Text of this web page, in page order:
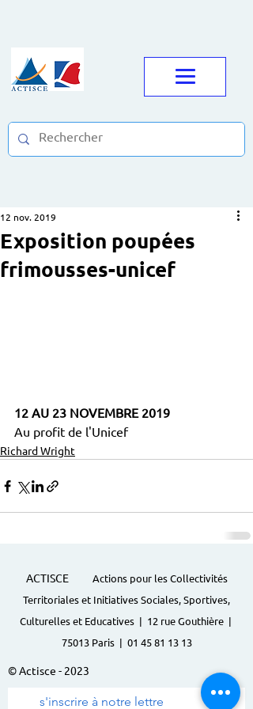
Exposition poupées
frimousses-unicef
12 nov. 2019
12 AU 23 NOVEMBRE 2019
Au profit de l'Unicef
Richard Wright
ACTISCE
Actions pour les Collectivités
Territoriales et Initiatives Sociales, Sportives,
Culturelles et Educatives | 12 rue Gouthière |
75013 Paris | 01 45 81 13 13
© Actisce - 2023
s'inscrire à notre lettre